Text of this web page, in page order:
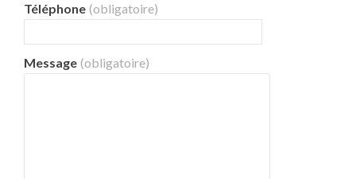
Téléphone (obligatoire)
Message (obligatoire)